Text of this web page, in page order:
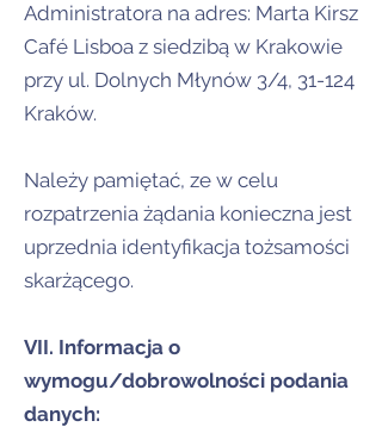
Administratora na adres: Marta Kirsz
Café Lisboa z siedzibą w Krakowie
przy ul. Dolnych Młynów 3/4, 31-124
Kraków.
Należy pamiętać, ze w celu
rozpatrzenia żądania konieczna jest
uprzednia identyfikacja tożsamości
skarżącego.
VII. Informacja o
wymogu/dobrowolności podania
danych: